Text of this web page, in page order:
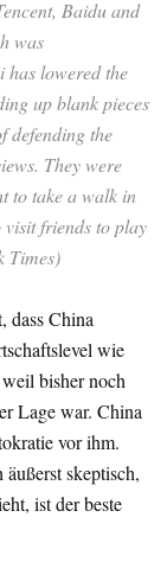
Baidu and
was
lowered the
up blank pieces
defending the
They were
to take a walk in
visit friends to play
Times)
dass China
wie
bisher noch
Lage war. China
vor ihm.
skeptisch,
ist der beste